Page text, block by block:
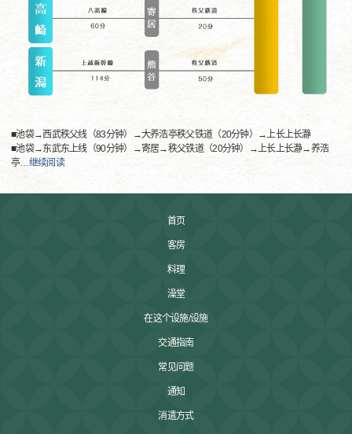
■池袋→西武秩父线（83分钟）→大养浩亭秩父铁道（20分钟）→上长上长瀞
■池袋→东武东上线（90分钟）→寄居→秩父铁道（20分钟）→上长上长瀞→养浩
亭…继续阅读
首页
客房
料理
澡堂
在这个设施/设施
交通指南
常见问题
通知
消遣方式